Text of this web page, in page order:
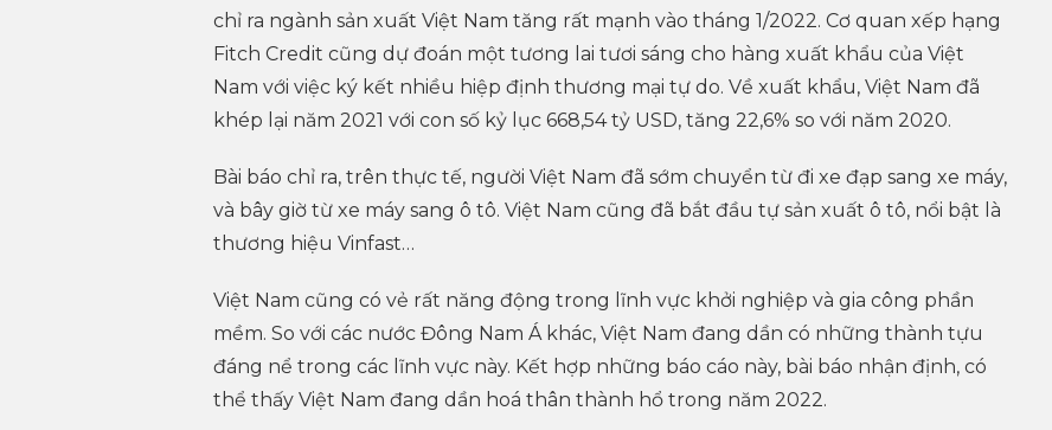
chỉ ra ngành sản xuất Việt Nam tăng rất mạnh vào tháng 1/2022. Cơ quan xếp hạng
Fitch Credit cũng dự đoán một tương lai tươi sáng cho hàng xuất khẩu của Việt
Nam với việc ký kết nhiều hiệp định thương mại tự do. Về xuất khẩu, Việt Nam đã
khép lại năm 2021 với con số kỷ lục 668,54 tỷ USD, tăng 22,6% so với năm 2020.
Bài báo chỉ ra, trên thực tế, người Việt Nam đã sớm chuyển từ đi xe đạp sang xe máy,
và bây giờ từ xe máy sang ô tô. Việt Nam cũng đã bắt đầu tự sản xuất ô tô, nổi bật là
thương hiệu Vinfast…
Việt Nam cũng có vẻ rất năng động trong lĩnh vực khởi nghiệp và gia công phần
mềm. So với các nước Đông Nam Á khác, Việt Nam đang dần có những thành tựu
đáng nể trong các lĩnh vực này. Kết hợp những báo cáo này, bài báo nhận định, có
thể thấy Việt Nam đang dần hoá thân thành hổ trong năm 2022.